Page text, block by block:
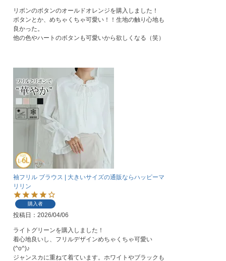
リボンのボタンのオールドオレンジを購入しました！
ボタンとか、めちゃくちゃ可愛い！！生地の触り心地も
良かった。
他の色やハートのボタンも可愛いから欲しくなる（笑）
袖フリル ブラウス | 大きいサイズの通販ならハッピーマ
リリン
購入者
投稿日 2026/04/06
ライトグリーンを購入しました！
着心地良いし、フリルデザインめちゃくちゃ可愛い
(^o^)♪
ジャンスカに重ねて着ています。ホワイトやブラックも